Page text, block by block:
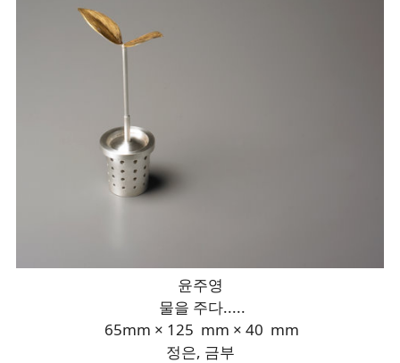
윤주영
물을 주다.....
65mm × 125 mm × 40 mm
정은, 금부